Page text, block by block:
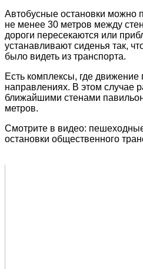
Автобусные остановки можно
не менее 30 метров между
дороги пересекаются или
устанавливают сиденья так,
было видеть из транспорта.
Есть комплексы, где движение
направлениях. В этом случае
ближайшими стенами
метров.
Смотрите в видео:
остановки общественного